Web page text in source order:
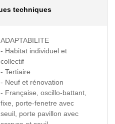
techniques
ADAPTABILITE
- Habitat individuel et
collectif
- Tertiaire
- Neuf et rénovation
- Française, oscillo-battant,
fixe, porte‑fenetre avec
seuil, porte pavillon avec